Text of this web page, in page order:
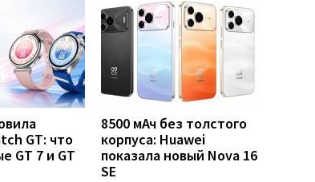
GT: что
GT 7 и GT
8500 мАч без толстого
корпуса: Huawei
показала новый Nova 16
SE